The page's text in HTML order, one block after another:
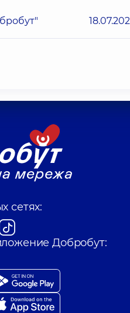
сетях:
Добробут: